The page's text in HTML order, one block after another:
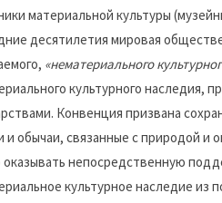
материальной культуры
десятилетия мировая
«нематериального
культурного
Конвенция призвана
и обычаи, связанные с природой
непосредственную
культурное наследие из